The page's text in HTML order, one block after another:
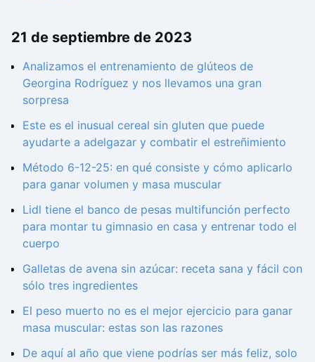
21 de septiembre de 2023
Analizamos el entrenamiento de glúteos de
Georgina Rodríguez y nos llevamos una gran
sorpresa
Este es el inusual cereal sin gluten que puede
ayudarte a adelgazar y combatir el estreñimiento
Método 6-12-25: en qué consiste y cómo aplicarlo
para ganar volumen y masa muscular
Lidl tiene el banco de pesas multifunción perfecto
para montar tu gimnasio en casa y entrenar todo el
cuerpo
Galletas de avena sin azúcar: receta sana y fácil con
sólo tres ingredientes
El peso muerto no es el mejor ejercicio para ganar
masa muscular: estas son las razones
De aquí al año que viene podrías ser más feliz, solo